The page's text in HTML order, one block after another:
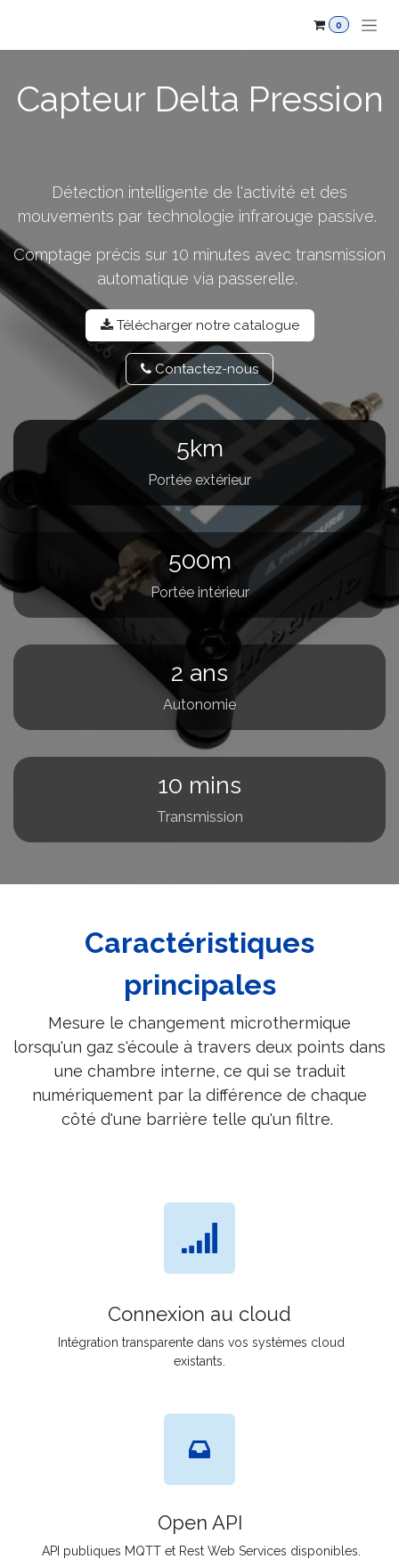
0
Capteur Delta Pression
Détection intelligente de l'activité et des
mouvements par technologie infrarouge passive.
Comptage précis sur 10 minutes avec transmission
automatique via passerelle.
Télécharger notre catalo​​gue
Contactez-​​nou​​s
5km
Portée extérieur
500m
Portée intérieur
2 ans
Autonomie
10 mins
Transmission
Caractéristiques
principales
Mesure le changement microthermique
lorsqu'un gaz s'écoule à travers deux points dans
une chambre interne, ce qui se traduit
numériquement par la différence de chaque
côté d'une barrière telle qu'un filtre.
Connexion au cloud
Intégration transparente dans vos systèmes cloud
existants.
Open API
API publiques MQTT et Rest Web Services disponibles.